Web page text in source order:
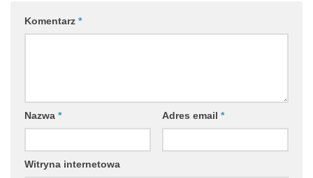
Komentarz *
Nazwa * Adres email *
Witryna internetowa